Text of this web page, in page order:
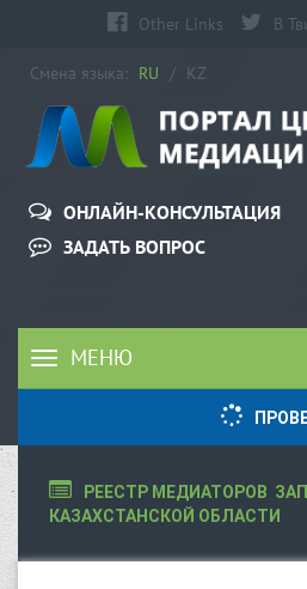
Other Links В
Смена языка: RU / KZ
ОНЛАЙН-КОНСУЛЬТАЦИЯ
ЗАДАТЬ ВОПРОС
Toggle
navigation
МЕНЮ
РЕЕСТР МЕДИАТОРОВ
КАЗАХСТАНСКОЙ ОБЛАСТИ